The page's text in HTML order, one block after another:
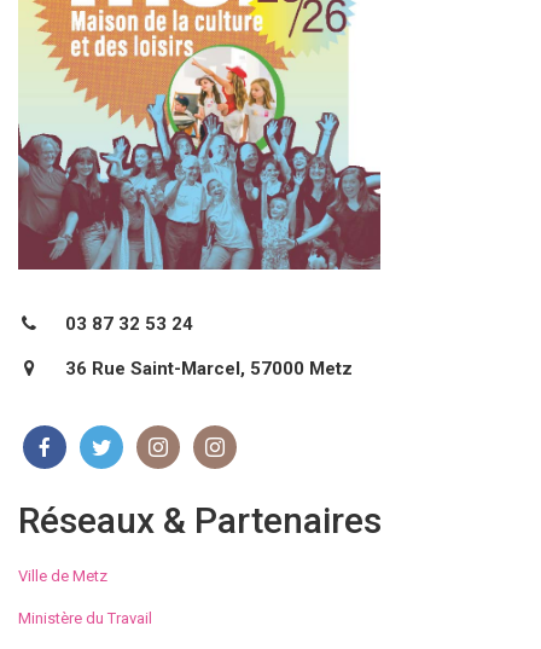
03 87 32 53 24
36 Rue Saint-Marcel, 57000 Metz
Réseaux & Partenaires
Ville de Metz
Ministère du Travail